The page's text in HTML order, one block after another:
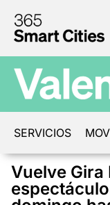
SERVICIOS
Vuelve Gira